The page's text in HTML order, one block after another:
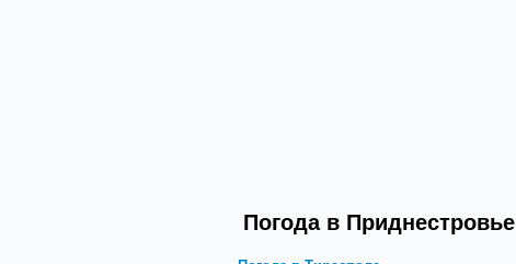
Погода в Приднестровье